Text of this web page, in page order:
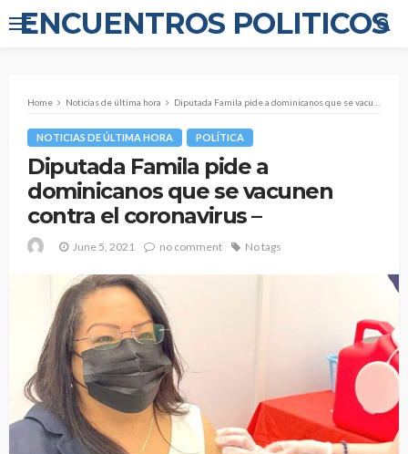
ENCUENTROS POLITICOS
Home Noticias de última hora Diputada Famila pide a dominicanos que se vacunen contra el coronavirus –
NOTICIAS DE ÚLTIMA HORA POLÍTICA
Diputada Famila pide a
dominicanos que se vacunen
contra el coronavirus –
June 5, 2021 no comment No tags